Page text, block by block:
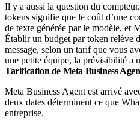
Il y a aussi la question du
tokens signifie que le coût d’une
de texte générée par le modèle, et
Établir un budget par token relève
message, selon un tarif que vous
une petite équipe, la prévisibilité a
Tarification de Meta Business
Meta Business Agent est arrivé
deux dates déterminent ce que
entreprise.